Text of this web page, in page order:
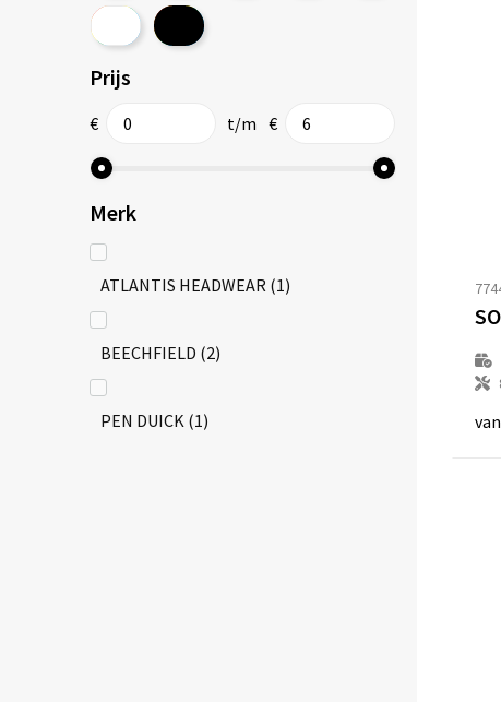
Prijs
€ t/m €
Merk
ATLANTIS HEADWEAR (1)
BEECHFIELD (2)
PEN DUICK (1)